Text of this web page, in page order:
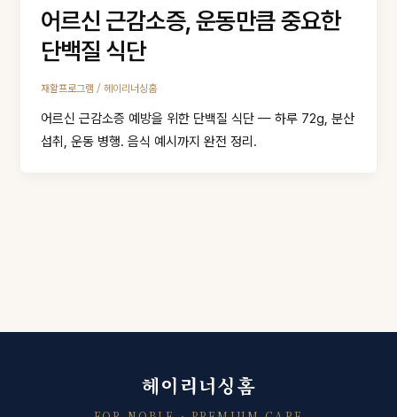
어르신 근감소증, 운동만큼 중요한
단백질 식단
재활프로그램 / 헤이리너싱홈
어르신 근감소증 예방을 위한 단백질 식단 — 하루 72g, 분산
섭취, 운동 병행. 음식 예시까지 완전 정리.
헤이리너싱홈